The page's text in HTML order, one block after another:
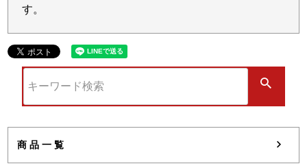
商品一覧
す。